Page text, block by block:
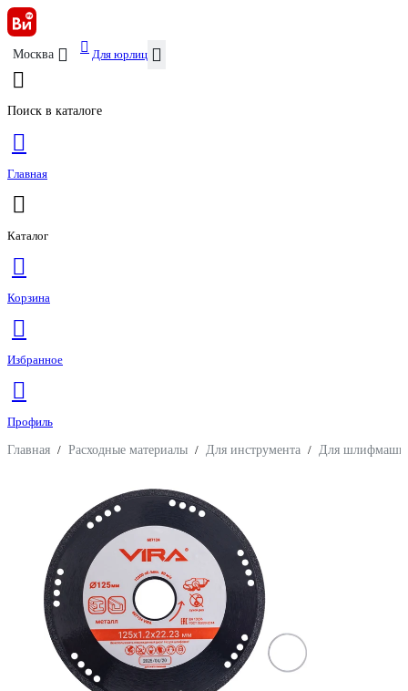
Москва Для юрлиц
Поиск в каталоге
Главная
Каталог
Корзина
Избранное
Профиль
Главная / Расходные материалы / Для инструмента / Для